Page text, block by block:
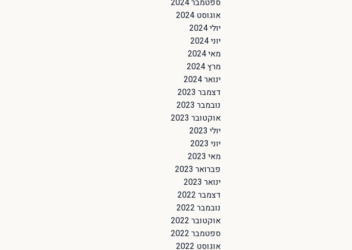
אוגוסט 2024
יולי 2024
יוני 2024
מאי 2024
מרץ 2024
ינואר 2024
דצמבר 2023
נובמבר 2023
אוקטובר 2023
יולי 2023
יוני 2023
מאי 2023
פברואר 2023
ינואר 2023
דצמבר 2022
נובמבר 2022
אוקטובר 2022
ספטמבר 2022
אוגוסט 2022